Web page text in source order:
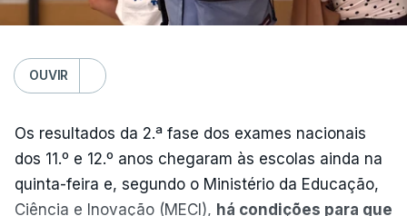
OUVIR
Os resultados da 2.ª fase dos exames nacionais
dos 11.º e 12.º anos chegaram às escolas ainda na
quinta-feira e, segundo o Ministério da Educação,
Ciência e Inovação (MECI), há condições para que